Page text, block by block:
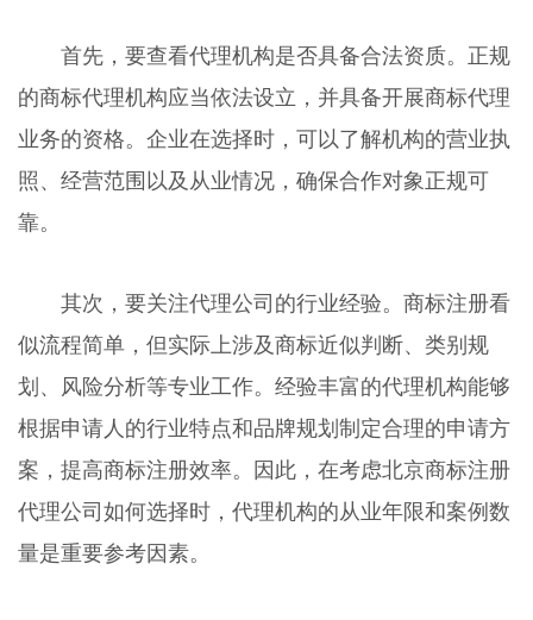
首先，要查看代理机构是否具备合法资质。正规
的商标代理机构应当依法设立，并具备开展商标代理
业务的资格。企业在选择时，可以了解机构的营业执
照、经营范围以及从业情况，确保合作对象正规可
靠。
其次，要关注代理公司的行业经验。商标注册看
似流程简单，但实际上涉及商标近似判断、类别规
划、风险分析等专业工作。经验丰富的代理机构能够
根据申请人的行业特点和品牌规划制定合理的申请方
案，提高商标注册效率。因此，在考虑北京商标注册
代理公司如何选择时，代理机构的从业年限和案例数
量是重要参考因素。